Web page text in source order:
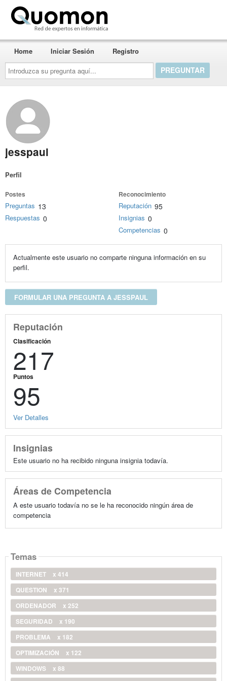
Introduzca
su
pregunta
aquí...
Home Iniciar Sesión Registro
jesspaul
Perfil
Postes
Preguntas 13
Respuestas 0
Reconocimiento
Reputación 95
Insignias 0
Competencias 0
Actualmente este usuario no comparte ninguna información en su
perfil.
FORMULAR UNA PREGUNTA A JESSPAUL
Reputación
Clasificación
217
Puntos
95
Ver Detalles
Insignias
Este usuario no ha recibido ninguna insignia todavía.
Áreas de Competencia
A este usuario todavía no se le ha reconocido ningún área de
competencia
Temas
INTERNET
x 414
QUESTION
x 371
ORDENADOR
x 252
SEGURIDAD
x 190
PROBLEMA
x 182
OPTIMIZACIÓN
x 122
WINDOWS
x 88